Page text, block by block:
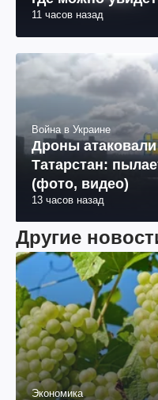
11 часов назад
Война в Украине
Дроны
Татарстан:
(фото, видео)
13 часов назад
Другие
Экономика